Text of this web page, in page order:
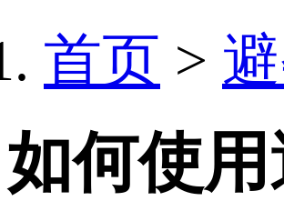
首页 >
如何使